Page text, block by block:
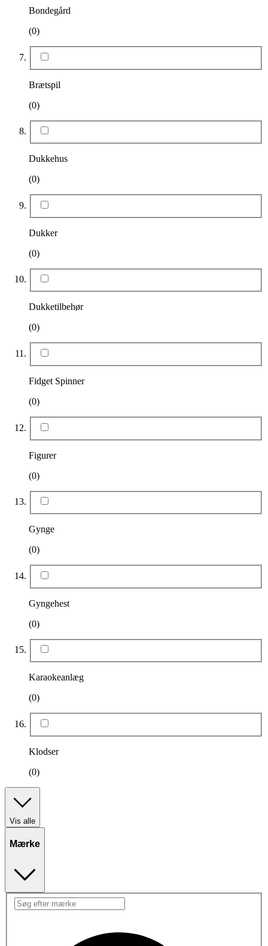
Bondegård
(0)
Brætspil
(0)
Dukkehus
(0)
Dukker
(0)
Dukketilbehør
(0)
Fidget Spinner
(0)
Figurer
(0)
Gynge
(0)
Gyngehest
(0)
Karaokeanlæg
(0)
Klodser
(0)
Vis alle
Mærke